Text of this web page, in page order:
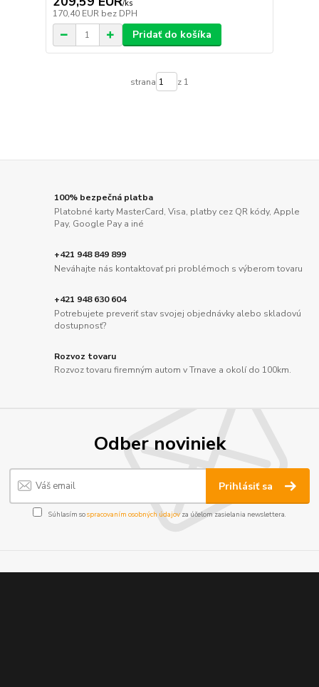
/ks
170,40 EUR bez DPH
Pridať do košíka
strana z 1
100% bezpečná platba
Platobné karty MasterCard, Visa, platby cez QR kódy, Apple
Pay, Google Pay a iné
+421 948 849 899
Neváhajte nás kontaktovať pri problémoch s výberom tovaru
+421 948 630 604
Potrebujete preveriť stav svojej objednávky alebo skladovú
dostupnosť?
Rozvoz tovaru
Rozvoz tovaru firemným autom v Trnave a okolí do 100km.
Odber noviniek
Prihlásiť sa
Súhlasím sospracovaním osobných údajov za účelom zasielania newslettera.